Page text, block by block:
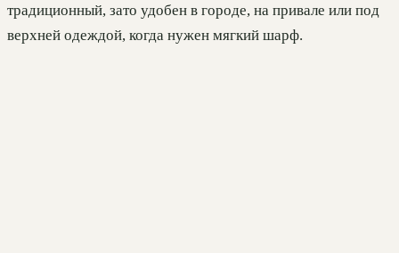
традиционный, зато удобен в городе, на привале или под
верхней одеждой, когда нужен мягкий шарф.